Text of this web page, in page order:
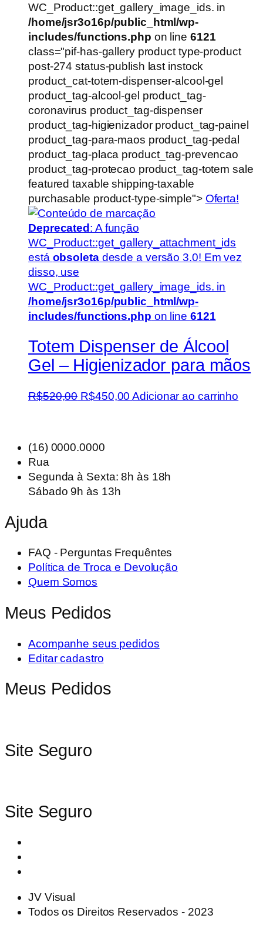
WC_Product::get_gallery_image_ids. in
/home/jsr3o16p/public_html/wp-
includes/functions.php on line 6121
class="pif-has-gallery product type-product
post-274 status-publish last instock
product_cat-totem-dispenser-alcool-gel
product_tag-alcool-gel product_tag-
coronavirus product_tag-dispenser
product_tag-higienizador product_tag-painel
product_tag-para-maos product_tag-pedal
product_tag-placa product_tag-prevencao
product_tag-protecao product_tag-totem sale
featured taxable shipping-taxable
purchasable product-type-simple"> Oferta!
Deprecated: A função
WC_Product::get_gallery_attachment_ids
está obsoletadesde a versão 3.0! Em vez
disso, use
WC_Product::get_gallery_image_ids. in
/home/jsr3o16p/public_html/wp-
includes/functions.php on line 6121
Totem Dispenser de Álcool
Gel – Higienizador para mãos
R$520,00 O
R$520,00.
R$450,00 O
Adicionar ao carrinho
(16) 0000.0000
Rua
Segunda à Sexta: 8h às 18h
Sábado 9h às 13h
Ajuda
FAQ - Perguntas Frequêntes
Política de Troca e Devolução
Quem Somos
Meus Pedidos
Acompanhe seus pedidos
Editar cadastro
Meus Pedidos
Site Seguro
Site Seguro
JV Visual
Todos os Direitos Reservados - 2023